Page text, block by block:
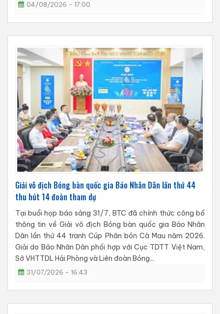
04/08/2026 - 17:00
Giải vô địch Bóng bàn quốc gia Báo Nhân Dân lần thứ 44
thu hút 14 đoàn tham dự
Tại buổi họp báo sáng 31/7, BTC đã chính thức công bố
thông tin về Giải vô địch Bóng bàn quốc gia Báo Nhân
Dân lần thứ 44 tranh Cúp Phân bón Cà Mau năm 2026.
Giải do Báo Nhân Dân phối hợp với Cục TDTT Việt Nam,
Sở VHTTDL Hải Phòng và Liên đoàn Bóng...
31/07/2026 - 16:43